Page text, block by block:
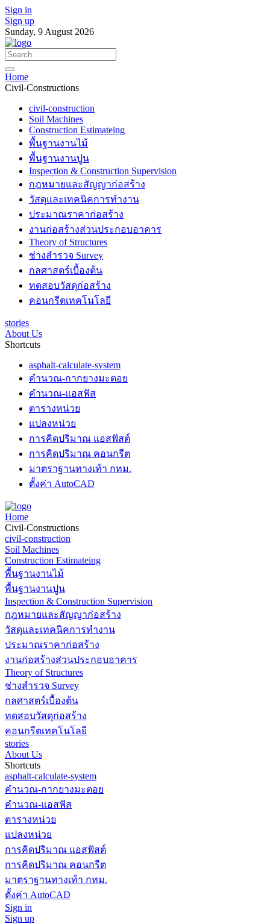
Sign in
Sign up
Sunday, 9 August 2026
Home
Civil-Constructions
civil-construction
Soil Machines
Construction Estimateing
พื้นฐานงานไม้
พื้นฐานงานปูน
Inspection & Construction Supervision
กฎหมายและสัญญาก่อสร้าง
วัสดุและเทคนิคการทำงาน
ประมาณราคาก่อสร้าง
งานก่อสร้างส่วนประกอบอาคาร
Theory of Structures
ช่างสำรวจ Survey
กลศาสตร์เบื้องต้น
ทดสอบวัสดุก่อสร้าง
คอนกรีตเทคโนโลยี
stories
About Us
Shortcuts
asphalt-calculate-system
คำนวณ-กากยางมะตอย
คำนวณ-แอสฟัส
ตารางหน่วย
แปลงหน่วย
การคิดปริมาณ แอสฟัสต์
การคิดปริมาณ คอนกรีต
มาตราฐานทางเท้า กทม.
ตั้งค่า AutoCAD
Home
Civil-Constructions
civil-construction
Soil Machines
Construction Estimateing
พื้นฐานงานไม้
พื้นฐานงานปูน
Inspection & Construction Supervision
กฎหมายและสัญญาก่อสร้าง
วัสดุและเทคนิคการทำงาน
ประมาณราคาก่อสร้าง
งานก่อสร้างส่วนประกอบอาคาร
Theory of Structures
ช่างสำรวจ Survey
กลศาสตร์เบื้องต้น
ทดสอบวัสดุก่อสร้าง
คอนกรีตเทคโนโลยี
stories
About Us
Shortcuts
asphalt-calculate-system
คำนวณ-กากยางมะตอย
คำนวณ-แอสฟัส
ตารางหน่วย
แปลงหน่วย
การคิดปริมาณ แอสฟัสต์
การคิดปริมาณ คอนกรีต
มาตราฐานทางเท้า กทม.
ตั้งค่า AutoCAD
Sign in
Sign up